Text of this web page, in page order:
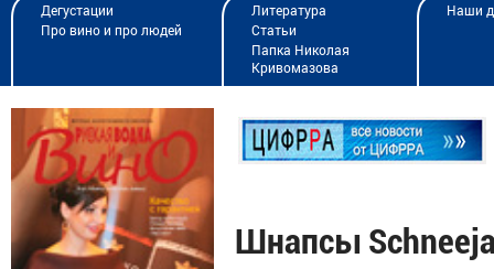
Дегустации
Про вино и про людей
Литература
Статьи
Папка Николая
Кривомазова
Наши
Шнапсы